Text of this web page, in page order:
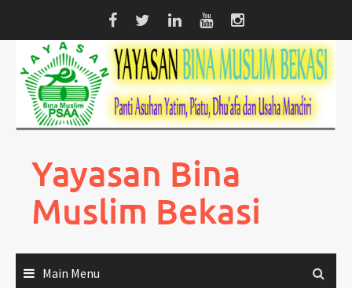
content
Yayasan Bina
Muslim Bekasi
Main Menu